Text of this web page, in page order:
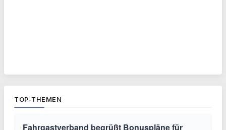
TOP-THEMEN
Fahrgastverband begrüßt Bonuspläne für